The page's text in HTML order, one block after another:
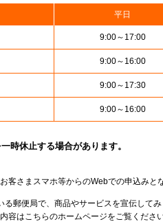
平日
9:00～17:00
9:00～16:00
9:00～17:30
9:00～16:00
時休止する場合があります。
客さまスマホ等からのWebでの申込みと
る郵便局で、商品やサービスを宣伝して
容はこちらのホームページをご覧くださ